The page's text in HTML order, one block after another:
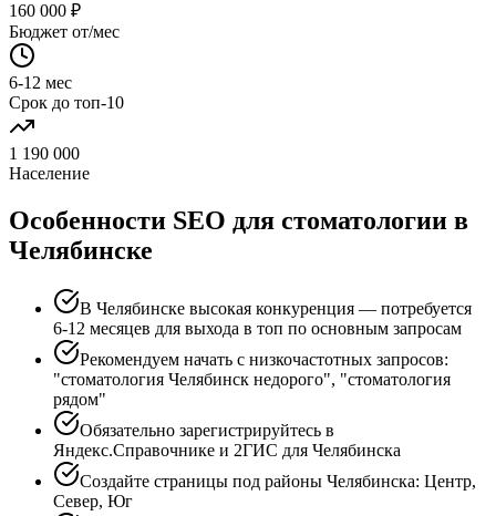
160 000 ₽
Бюджет от/мес
6-12 мес
Срок до топ-10
1 190 000
Население
Особенности SEO для стоматологии в
Челябинске
В Челябинске высокая конкуренция — потребуется
6-12 месяцев для выхода в топ по основным запросам
Рекомендуем начать с низкочастотных запросов:
"стоматология Челябинск недорого", "стоматология
рядом"
Обязательно зарегистрируйтесь в
Яндекс.Справочнике и 2ГИС для Челябинска
Создайте страницы под районы Челябинска: Центр,
Север, Юг